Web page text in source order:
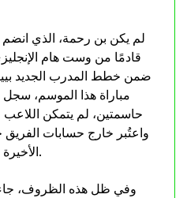
لم يكن بن رحمة، الذي
مباراة هذا الموسم، سجل
حاسمتين، لم يتمكن اللاعب
واعتُبر خارج حسابات الفريق
الأخيرة في الديربي أمام سانت إتيان.
وفي ظل هذه الظروف،